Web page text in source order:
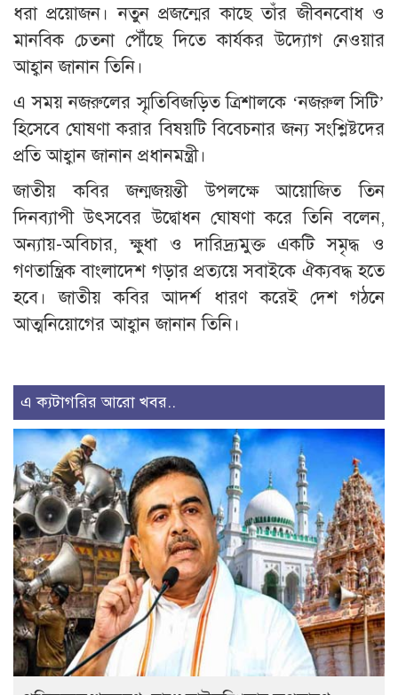
ধরা প্রয়োজন। নতুন প্রজন্মের কাছে তাঁর জীবনবোধ ও
মানবিক চেতনা পৌঁছে দিতে কার্যকর উদ্যোগ নেওয়ার
আহ্বান জানান তিনি।
এ সময় নজরুলের স্মৃতিবিজড়িত ত্রিশালকে ‘নজরুল সিটি’
হিসেবে ঘোষণা করার বিষয়টি বিবেচনার জন্য সংশ্লিষ্টদের
প্রতি আহ্বান জানান প্রধানমন্ত্রী।
জাতীয় কবির জন্মজয়ন্তী উপলক্ষে আয়োজিত তিন
দিনব্যাপী উৎসবের উদ্বোধন ঘোষণা করে তিনি বলেন,
অন্যায়-অবিচার, ক্ষুধা ও দারিদ্র্যমুক্ত একটি সমৃদ্ধ ও
গণতান্ত্রিক বাংলাদেশ গড়ার প্রত্যয়ে সবাইকে ঐক্যবদ্ধ হতে
হবে। জাতীয় কবির আদর্শ ধারণ করেই দেশ গঠনে
আত্মনিয়োগের আহ্বান জানান তিনি।
এ ক্যটাগরির আরো খবর..